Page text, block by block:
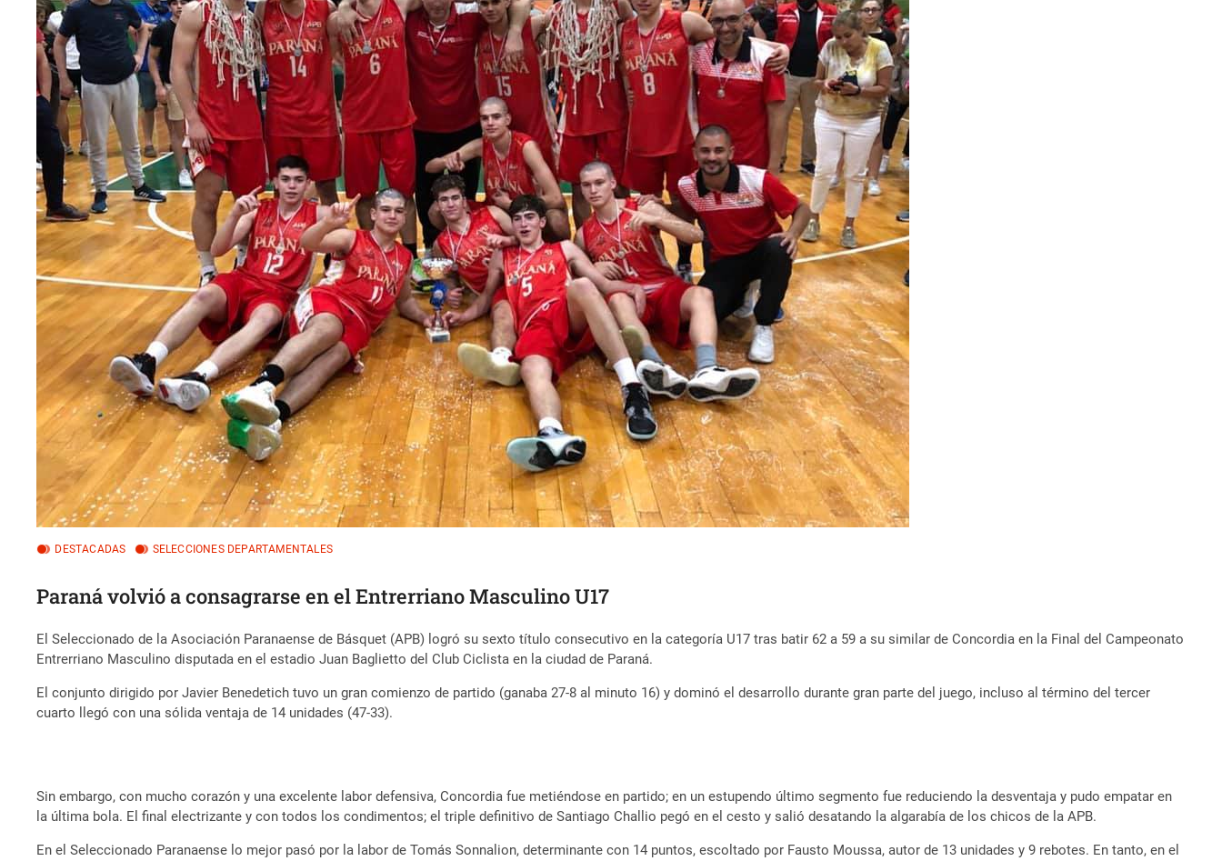
DESTACADAS SELECCIONES DEPARTAMENTALES
Paraná volvió a consagrarse en el Entrerriano Masculino U17
El Seleccionado de la Asociación Paranaense de Básquet (APB) logró su sexto título consecutivo en la categoría U17 tras batir 62 a 59 a su similar de Concordia en la Final del Campeonato
Entrerriano Masculino disputada en el estadio Juan Baglietto del Club Ciclista en la ciudad de Paraná.
El conjunto dirigido por Javier Benedetich tuvo un gran comienzo de partido (ganaba 27-8 al minuto 16) y dominó el desarrollo durante gran parte del juego, incluso al término del tercer
cuarto llegó con una sólida ventaja de 14 unidades (47-33).
Sin embargo, con mucho corazón y una excelente labor defensiva, Concordia fue metiéndose en partido; en un estupendo último segmento fue reduciendo la desventaja y pudo empatar en
la última bola. El final electrizante y con todos los condimentos; el triple definitivo de Santiago Challio pegó en el cesto y salió desatando la algarabía de los chicos de la APB.
En el Seleccionado Paranaense lo mejor pasó por la labor de Tomás Sonnalion, determinante con 14 puntos, escoltado por Fausto Moussa, autor de 13 unidades y 9 rebotes. En tanto, en el